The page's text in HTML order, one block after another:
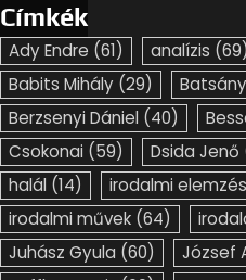
Címkék
Ady Endre (61) analízis (69)
Babits Mihály (29)
Berzsenyi Dániel (40)
Csokonai (59) Dsida Jenő
halál (14) irodalmi elemzés
irodalmi művek (64)
Juhász Gyula (60) József